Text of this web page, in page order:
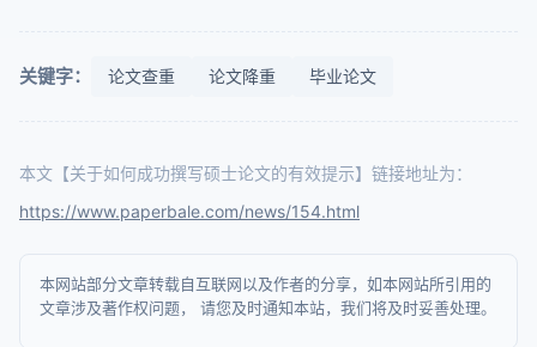
关键字： 论文查重 论文降重 毕业论文
本文【关于如何成功撰写硕士论文的有效提示】链接地址为：
https://www.paperbale.com/news/154.html
本网站部分文章转载自互联网以及作者的分享，如本网站所引用的
文章涉及著作权问题， 请您及时通知本站，我们将及时妥善处理。